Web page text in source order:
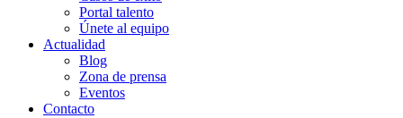
Portal talento
Únete al equipo
Actualidad
Blog
Zona de prensa
Eventos
Contacto